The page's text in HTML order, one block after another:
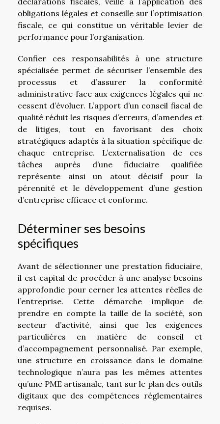
obligations légales et conseille sur l’optimisation
fiscale, ce qui constitue un véritable levier de
performance pour l’organisation.
Confier ces responsabilités à une structure
spécialisée permet de sécuriser l’ensemble des
processus et d’assurer la conformité
administrative face aux exigences légales qui ne
cessent d’évoluer. L’apport d’un conseil fiscal de
qualité réduit les risques d’erreurs, d’amendes et
de litiges, tout en favorisant des choix
stratégiques adaptés à la situation spécifique de
chaque entreprise. L’externalisation de ces
tâches auprès d’une fiduciaire qualifiée
représente ainsi un atout décisif pour la
pérennité et le développement d’une gestion
d’entreprise efficace et conforme.
Déterminer ses besoins
spécifiques
Avant de sélectionner une prestation fiduciaire,
il est capital de procéder à une analyse besoins
approfondie pour cerner les attentes réelles de
l’entreprise. Cette démarche implique de
prendre en compte la taille de la société, son
secteur d’activité, ainsi que les exigences
particulières en matière de conseil et
d’accompagnement personnalisé. Par exemple,
une structure en croissance dans le domaine
technologique n’aura pas les mêmes attentes
qu’une PME artisanale, tant sur le plan des outils
digitaux que des compétences réglementaires
requises.